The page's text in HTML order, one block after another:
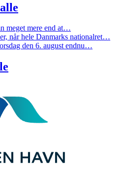
meget mere end at…
når hele Danmarks nationalret…
den 6. august endnu…